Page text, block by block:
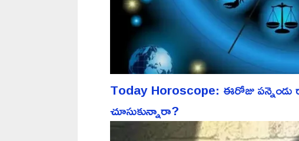
Today Horoscope: ఈరోజు
చూసుకున్నారా?